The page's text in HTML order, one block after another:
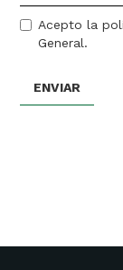
Acepto la
General.